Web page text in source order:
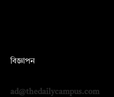
বিজ্ঞাপন
ad@thedailycampus.com